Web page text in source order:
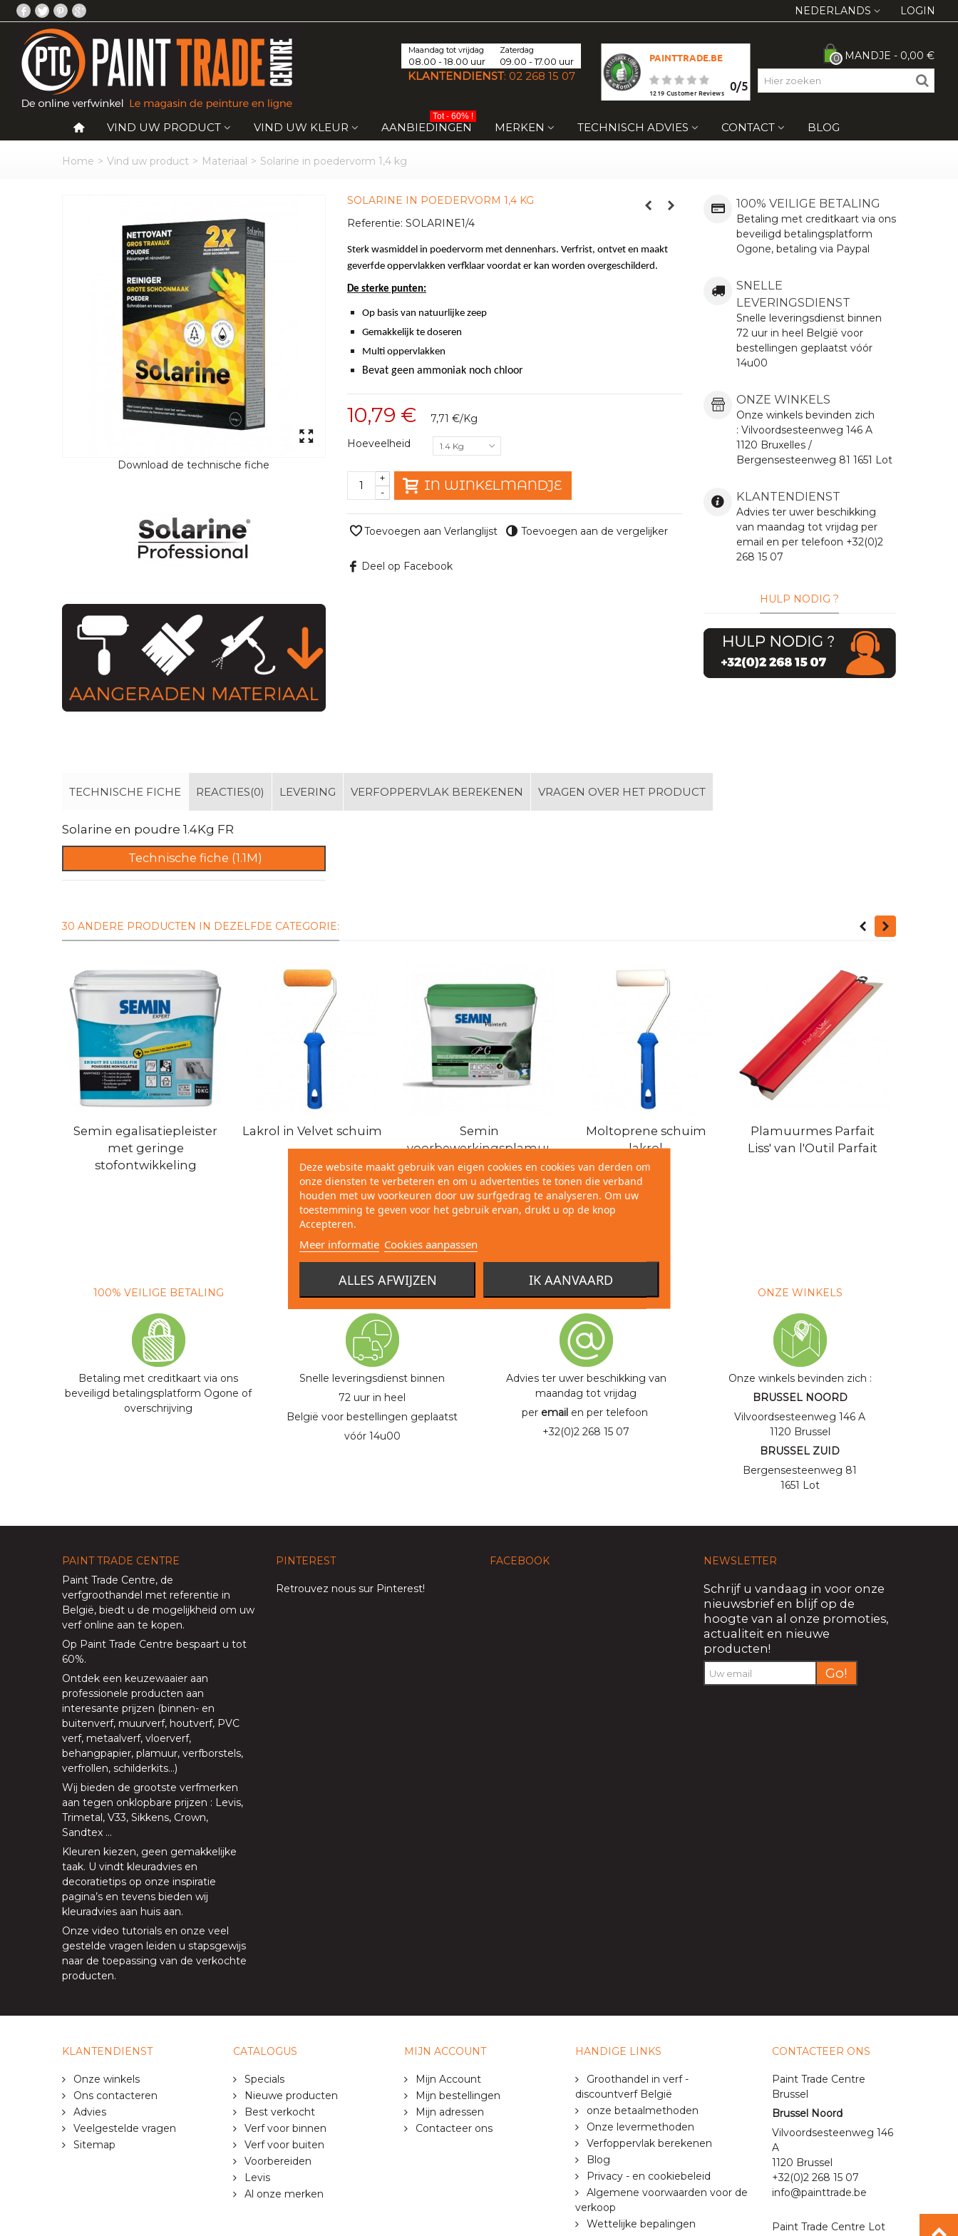
LOGIN
NEDERLANDS
Maandag tot vrijdag
08.00 - 18.00 uur
Zaterdag
09.00 - 17.00 uur
KLANTENDIENST: 02 268 15 07
PAINTTRADE.BE
0/5
1219 Customer Reviews
0 MANDJE - 0,00 €
VIND UW PRODUCT VIND UW KLEUR AANBIEDINGEN
Tot - 60% !
MERKEN TECHNISCH ADVIES CONTACT BLOG
Home > Vind uw product > Materiaal > Solarine in poedervorm 1,4 kg
Download de technische fiche
SOLARINE IN POEDERVORM 1,4 KG
Referentie: SOLARINE1/4
Sterk wasmiddel in poedervorm met dennenhars. Verfrist, ontvet en maakt
geverfde oppervlakken verfklaar voordat er kan worden overgeschilderd.
De sterke punten:
Op basis van natuurlijke zeep
Gemakkelijk te doseren
Multi oppervlakken
Bevat geen ammoniak noch chloor
10,79 € 7,71 €/Kg
Hoeveelheid
1.4 Kg
-
+ IN WINKELMANDJE
Toevoegen aan Verlanglijst Toevoegen aan de vergelijker
Deel op Facebook
100% VEILIGE BETALING
Betaling met creditkaart via ons
beveiligd betalingsplatform
Ogone, betaling via Paypal
SNELLE
LEVERINGSDIENST
Snelle leveringsdienst binnen
72 uur in heel België voor
bestellingen geplaatst vóór
14u00
ONZE WINKELS
Onze winkels bevinden zich
: Vilvoordsesteenweg 146 A
1120 Bruxelles /
Bergensesteenweg 81 1651 Lot
KLANTENDIENST
Advies ter uwer beschikking
van maandag tot vrijdag per
email en per telefoon +32(0)2
268 15 07
HULP NODIG ?
TECHNISCHE FICHE REACTIES(0) LEVERING VERFOPPERVLAK BEREKENEN VRAGEN OVER HET PRODUCT
Solarine en poudre 1.4Kg FR
Technische fiche (1.1M)
30 ANDERE PRODUCTEN IN DEZELFDE CATEGORIE:
Semin egalisatiepleister
met geringe
stofontwikkeling
Lakrol in Velvet schuim
Semin
voorbewerkingsplamuur
met de rol
Moltoprene schuim
lakrol
Plamuurmes Parfait
Liss' van l'Outil Parfait
100% VEILIGE BETALING
Betaling met creditkaart via ons
beveiligd betalingsplatform Ogone of
overschrijving
Snelle leveringsdienst binnen
72 uur in heel
België voor bestellingen geplaatst
vóór 14u00
Advies ter uwer beschikking van
maandag tot vrijdag
per email en per telefoon
+32(0)2 268 15 07
ONZE WINKELS
Onze winkels bevinden zich :
BRUSSEL NOORD
Vilvoordsesteenweg 146 A
1120 Brussel
BRUSSEL ZUID
Bergensesteenweg 81
1651 Lot
PAINT TRADE CENTRE
Paint Trade Centre, de
verfgroothandel met referentie in
België, biedt u de mogelijkheid om uw
verf online aan te kopen.
Op Paint Trade Centre bespaart u tot
60%.
Ontdek een keuzewaaier aan
professionele producten aan
interesante prijzen (binnen- en
buitenverf, muurverf, houtverf, PVC
verf, metaalverf, vloerverf,
behangpapier, plamuur, verfborstels,
verfrollen, schilderkits…)
Wij bieden de grootste verfmerken
aan tegen onklopbare prijzen : Levis,
Trimetal, V33, Sikkens, Crown,
Sandtex …
Kleuren kiezen, geen gemakkelijke
taak. U vindt kleuradvies en
decoratietips op onze inspiratie
pagina’s en tevens bieden wij
kleuradvies aan huis aan.
Onze video tutorials en onze veel
gestelde vragen leiden u stapsgewijs
naar de toepassing van de verkochte
producten.
PINTEREST
Retrouvez nous sur Pinterest!
FACEBOOK NEWSLETTER
Schrijf u vandaag in voor onze
nieuwsbrief en blijf op de
hoogte van al onze promoties,
actualiteit en nieuwe
producten!
Go!
Deze website maakt gebruik van eigen cookies en cookies van derden om
onze diensten te verbeteren en om u advertenties te tonen die verband
houden met uw voorkeuren door uw surfgedrag te analyseren. Om uw
toestemming te geven voor het gebruik ervan, drukt u op de knop
Accepteren.
Meer informatie Cookies aanpassen
ALLES AFWIJZEN IK AANVAARD
KLANTENDIENST
Onze winkels
Ons contacteren
Advies
Veelgestelde vragen
Sitemap
CATALOGUS
Specials
Nieuwe producten
Best verkocht
Verf voor binnen
Verf voor buiten
Voorbereiden
Levis
Al onze merken
MIJN ACCOUNT
Mijn Account
Mijn bestellingen
Mijn adressen
Contacteer ons
HANDIGE LINKS
Groothandel in verf -
discountverf België
onze betaalmethoden
Onze levermethoden
Verfoppervlak berekenen
Blog
Privacy - en cookiebeleid
Algemene voorwaarden voor de
verkoop
Wettelijke bepalingen
CONTACTEER ONS
Paint Trade Centre
Brussel
Brussel Noord
Vilvoordsesteenweg 146
A
1120 Brussel
+32(0)2 268 15 07
info@painttrade.be
Paint Trade Centre Lot